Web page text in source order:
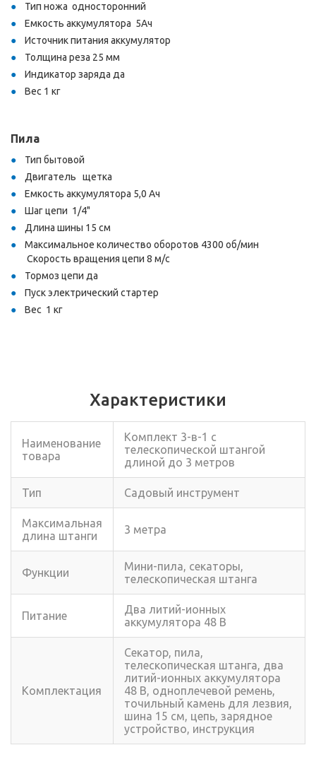
Тип ножа односторонний
Емкость аккумулятора 5Ач
Источник питания аккумулятор
Толщина реза 25 мм
Индикатор заряда да
Вес 1 кг
Пила
Тип бытовой
Двигатель щетка
Емкость аккумулятора 5,0 Ач
Шаг цепи 1/4"
Длина шины 15 см
Максимальное количество оборотов 4300 об/мин
Скорость вращения цепи 8 м/с
Тормоз цепи да
Пуск электрический стартер
Вес 1 кг
Характеристики
Наименование
товара
Комплект 3-в-1 с
телескопической штангой
длиной до 3 метров
Тип Садовый инструмент
Максимальная
длина штанги
3 метра
Функции
Мини-пила, секаторы,
телескопическая штанга
Питание
Два литий-ионных
аккумулятора 48 В
Комплектация
Секатор, пила,
телескопическая штанга, два
литий-ионных аккумулятора
48 В, одноплечевой ремень,
точильный камень для лезвия,
шина 15 см, цепь, зарядное
устройство, инструкция